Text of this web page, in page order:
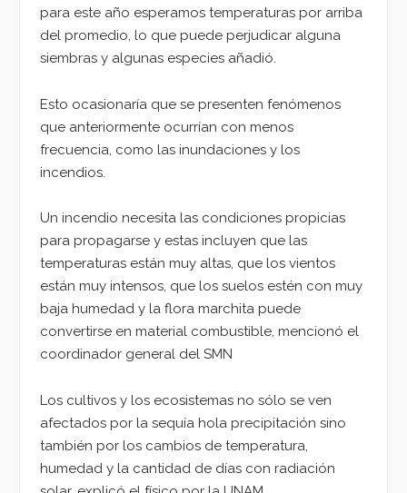
para este año esperamos temperaturas por arriba
del promedio, lo que puede perjudicar alguna
siembras y algunas especies añadió.
Esto ocasionaría que se presenten fenómenos
que anteriormente ocurrían con menos
frecuencia, como las inundaciones y los
incendios.
Un incendio necesita las condiciones propicias
para propagarse y estas incluyen que las
temperaturas están muy altas, que los vientos
están muy intensos, que los suelos estén con muy
baja humedad y la flora marchita puede
convertirse en material combustible, mencionó el
coordinador general del SMN
Los cultivos y los ecosistemas no sólo se ven
afectados por la sequía hola precipitación sino
también por los cambios de temperatura,
humedad y la cantidad de días con radiación